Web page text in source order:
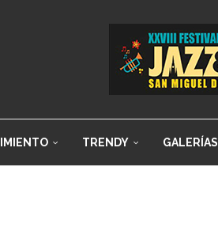
TRENDY GALERÍAS